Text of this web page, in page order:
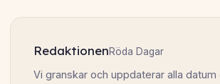
RedaktionenRöda Dagar
Vi granskar och uppdaterar alla datum